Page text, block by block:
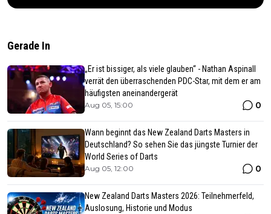
Gerade In
„Er ist bissiger, als viele glauben“ - Nathan Aspinall
verrät den überraschenden PDC-Star, mit dem er am
häufigsten aneinandergerät
Aug 05, 15:00 0
Wann beginnt das New Zealand Darts Masters in
Deutschland? So sehen Sie das jüngste Turnier der
World Series of Darts
Aug 05, 12:00 0
New Zealand Darts Masters 2026: Teilnehmerfeld,
Auslosung, Historie und Modus